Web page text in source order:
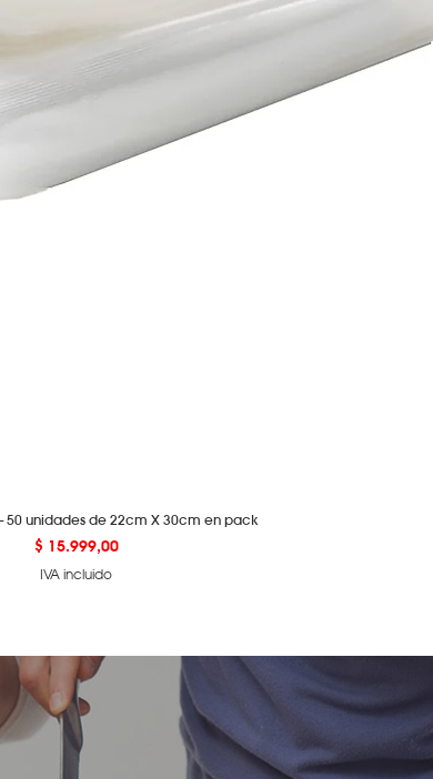
50 unidades de 22cm X 30cm en pack
Precio
$ 15.999,00
IVA incluido